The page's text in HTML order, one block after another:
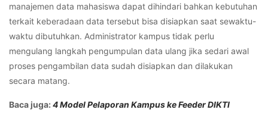
manajemen data mahasiswa dapat dihindari bahkan kebutuhan
terkait keberadaan data tersebut bisa disiapkan saat sewaktu-
waktu dibutuhkan. Administrator kampus tidak perlu
mengulang langkah pengumpulan data ulang jika sedari awal
proses pengambilan data sudah disiapkan dan dilakukan
secara matang.
Baca juga:4 Model Pelaporan Kampus ke Feeder DIKTI